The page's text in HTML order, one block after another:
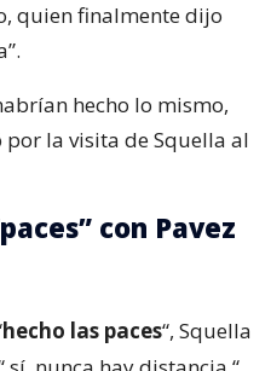
quien finalmente dijo
hecho lo mismo,
la visita de Squella al
con Pavez
hecho las paces“, Squella